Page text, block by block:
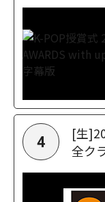
4
[生
全ク